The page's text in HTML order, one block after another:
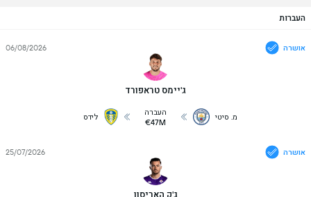
העברות
אושרה
ג'יימס טראפורד
06/08/2026
מ. סיטי
העברה
€47M
לידס
אושרה
ג'ק האריסון
25/07/2026